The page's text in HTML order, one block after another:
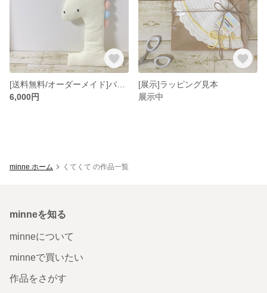
[送料無料/オーダーメイド]バースデーメモリアルクッション
6,000円
[展示]ラッピング見本
展示中
minne ホーム くてくて の作品一覧
minneを知る
minneについて
minneで買いたい
作品をさがす